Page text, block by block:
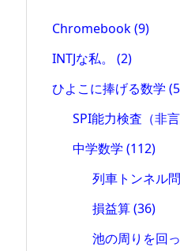
Chromebook(9)
INTJな私。 (2)
ひよこに捧げる数学
SPI能力検査（非
中学数学 (112)
列車トンネル
損益算(36)
池の周りを回